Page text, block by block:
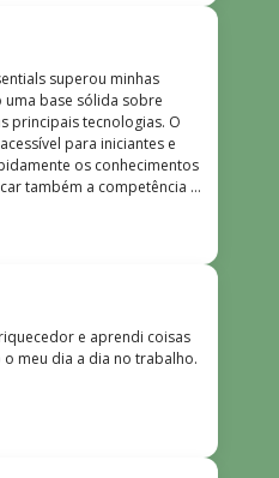
superou minhas
base sólida sobre
principais tecnologias. O
para iniciantes e
os conhecimentos
também a competência e
Peterson, que
e soube explicar
o curso para todos
seus conhecimentos em
e aprendi coisas
meu dia a dia no trabalho.